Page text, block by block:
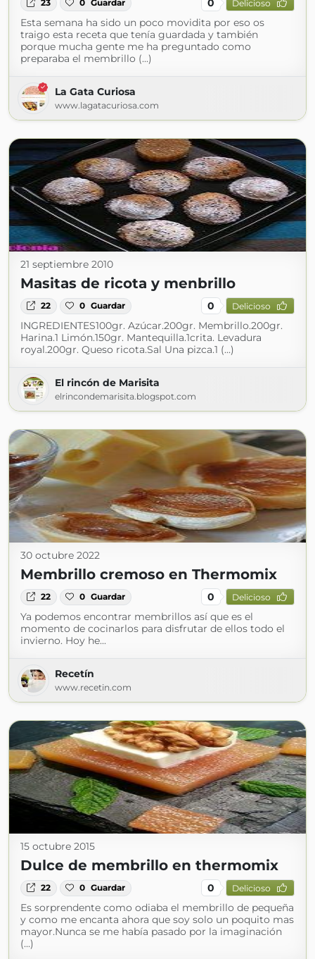
23 0 Guardar 0 Delicioso
Esta semana ha sido un poco movidita por eso os
traigo esta receta que tenía guardada y también
porque mucha gente me ha preguntado como
preparaba el membrillo (...)
La Gata Curiosa
www.lagatacuriosa.com
21 septiembre 2010
Masitas de ricota y menbrillo
22 0 Guardar 0 Delicioso
INGREDIENTES100gr. Azúcar.200gr. Membrillo.200gr.
Harina.1 Limón.150gr. Mantequilla.1crita. Levadura
royal.200gr. Queso ricota.Sal Una pizca.1 (...)
El rincón de Marisita
elrincondemarisita.blogspot.com
30 octubre 2022
Membrillo cremoso en Thermomix
22 0 Guardar 0 Delicioso
Ya podemos encontrar membrillos así que es el
momento de cocinarlos para disfrutar de ellos todo el
invierno. Hoy he...
Recetín
www.recetin.com
15 octubre 2015
Dulce de membrillo en thermomix
22 0 Guardar 0 Delicioso
Es sorprendente como odiaba el membrillo de pequeña
y como me encanta ahora que soy solo un poquito mas
mayor.Nunca se me había pasado por la imaginación
(...)